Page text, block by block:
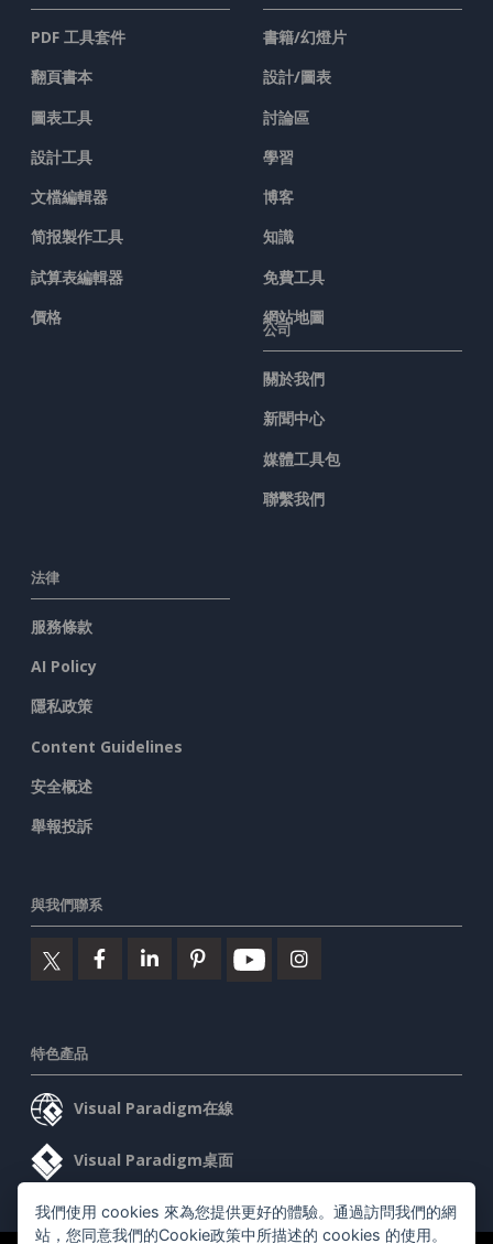
PDF 工具套件
翻頁書本
圖表工具
設計工具
文檔編輯器
简报製作工具
試算表編輯器
價格
書籍/幻燈片
設計/圖表
討論區
學習
博客
知識
免費工具
網站地圖
公司
關於我們
新聞中心
媒體工具包
聯繫我們
法律
服務條款
AI Policy
隱私政策
Content Guidelines
安全概述
舉報投訴
與我們聯系
特色產品
Visual Paradigm在線
Visual Paradigm桌面
我們使用 cookies 來為您提供更好的體驗。通過訪問我們的網
站，您同意我們的Cookie政策中所描述的 cookies 的使用。